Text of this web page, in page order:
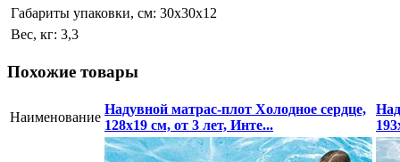
Габариты упаковки, см: 30х30х12
Вес, кг: 3,3
Похожие товары
Наименование
Надувной матрас-плот Холодное сердце,
128х19 см, от 3 лет, Инте...